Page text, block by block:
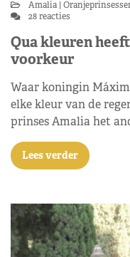
Amalia
28 reacties
Qua kleuren
voorkeur
Waar koningin
elke kleur van de
prinses Amalia het
Lees verder